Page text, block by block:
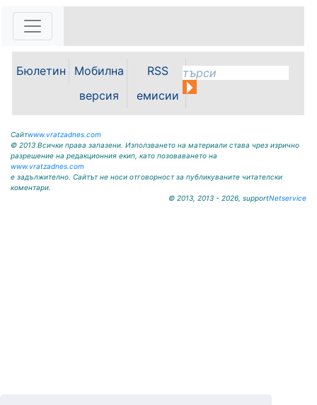
ВРАЦА 3060 гр. Криводол, ул.
„Освобождение” № 13, тел.
09117/20-45, e-mail:
krivodol@mbox.is-bg.net ОБЯВА
На основание чл. 8, ал. 4,
чл. 14, ал. 7 от ЗОС; чл. 92, ал. 1...
Бюлетин
Мобилна
версия
RSS
емисии
Сайтwww.vratzadnes.com
© 2013 Всички права запазени. Използването на материали става чрез изрично
разрешение на редакционния екип, като позоваването на
www.vratzadnes.com
е задължително. Сайтът не носи отговорност за публикуваните читателски
коментари.
© 2013, 2013 - 2026, supportNetservice